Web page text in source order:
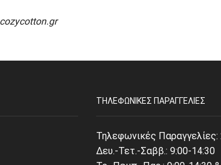
ΤΗΛΕΦΩΝΙΚΈΣ ΠΑΡΑΓΓΕΛΊΕΣ
Τηλεφωνικές Παραγγελίες:
Δευ.-Τετ.-Σαββ.: 9:00-14:30